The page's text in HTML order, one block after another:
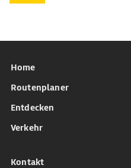
Home
Routenplaner
Entdecken
Verkehr
Kontakt